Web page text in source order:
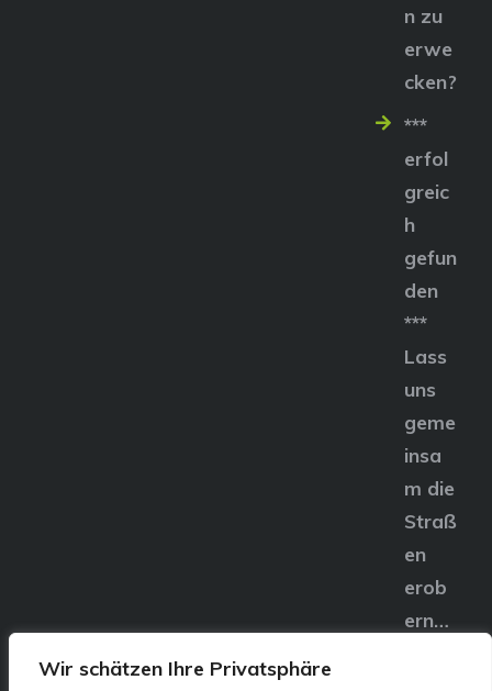
Wir schätzen Ihre Privatsphäre
n zu
erwe
cken?
***
erfol
greic
h
gefun
den
***
Lass
uns
geme
insa
m die
Straß
en
erob
ern…